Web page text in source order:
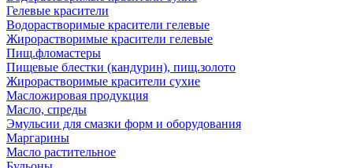
Гелевые красители
Водорастворимые красители гелевые
Жирорастворимые красители гелевые
Пищ.фломастеры
Пищевые блестки (кандурин), пищ.золото
Жирорастворимые красители сухие
Масложировая продукция
Масло, спреды
Эмульсии для смазки форм и оборудования
Маргарины
Масло растительное